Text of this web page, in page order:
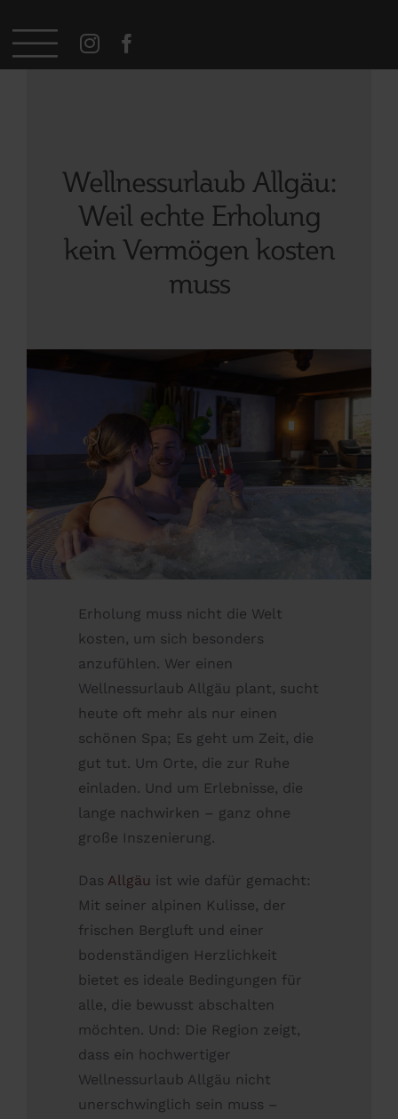
Inhalt
springen
Wellnessurlaub Allgäu:
Weil echte Erholung
kein Vermögen kosten
muss
Erholung muss nicht die Welt
kosten, um sich besonders
anzufühlen. Wer einen
Wellnessurlaub Allgäu plant, sucht
heute oft mehr als nur einen
schönen Spa; Es geht um Zeit, die
gut tut. Um Orte, die zur Ruhe
einladen. Und um Erlebnisse, die
lange nachwirken – ganz ohne
große Inszenierung.
Das Allgäu ist wie dafür gemacht:
Mit seiner alpinen Kulisse, der
frischen Bergluft und einer
bodenständigen Herzlichkeit
bietet es ideale Bedingungen für
alle, die bewusst abschalten
möchten. Und: Die Region zeigt,
dass ein hochwertiger
Wellnessurlaub Allgäu nicht
unerschwinglich sein muss –